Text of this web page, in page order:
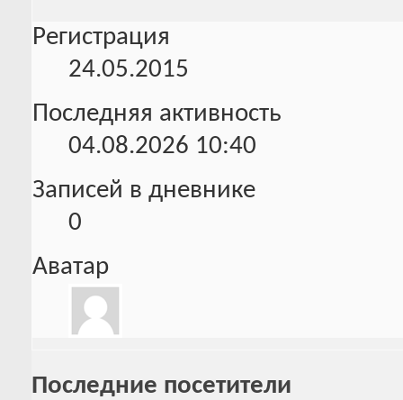
Регистрация
24.05.2015
Последняя активность
04.08.2026 10:40
Записей в дневнике
0
Аватар
Последние посетители